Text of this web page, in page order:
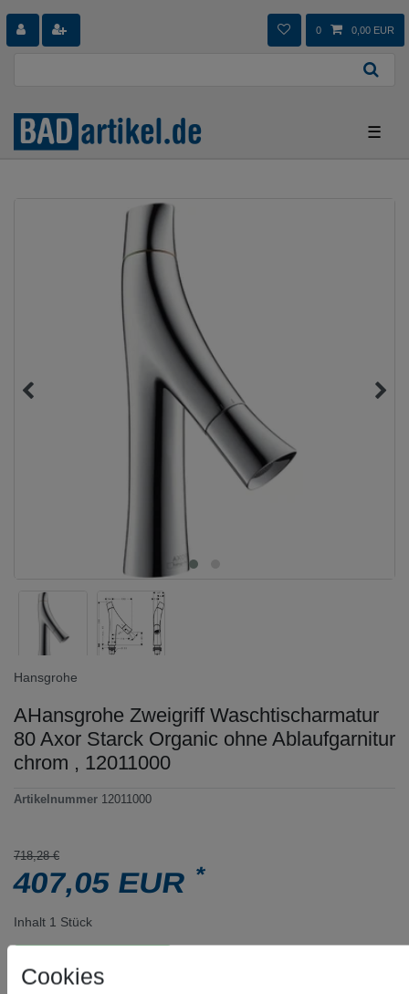
0 0,00 EUR
☰
Hansgrohe
AHansgrohe Zweigriff Waschtischarmatur
80 Axor Starck Organic ohne Ablaufgarnitur
chrom , 12011000
Artikelnummer 12011000
718,28 €
407,05 EUR*
Inhalt 1 Stück
Cookies